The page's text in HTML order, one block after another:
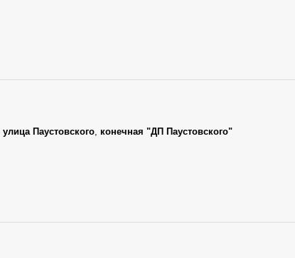
улица Паустовского, конечная "ДП Паустовского"